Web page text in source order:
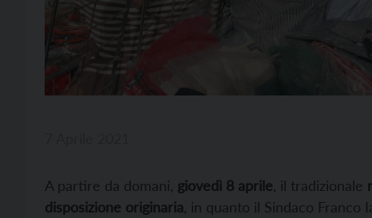
A partire da domani, giovedì 8 aprile , il tradizionale
disposizione originaria , in quanto il Sindaco